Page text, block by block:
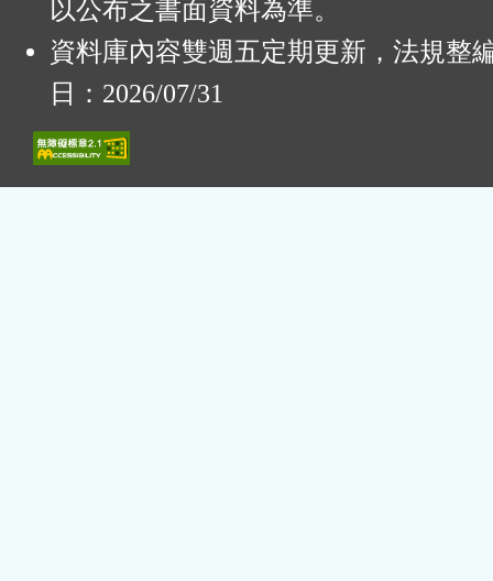
以公布之書面資料為準。
資料庫內容雙週五定期更新，法規整
日：2026/07/31